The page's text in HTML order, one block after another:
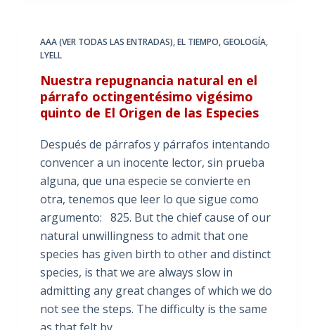
AAA (VER TODAS LAS ENTRADAS),EL TIEMPO,GEOLOGÍA,
LYELL
Nuestra repugnancia natural en el
párrafo octingentésimo vigésimo
quinto de El Origen de las Especies
Después de párrafos y párrafos intentando
convencer a un inocente lector, sin prueba
alguna, que una especie se convierte en
otra, tenemos que leer lo que sigue como
argumento: 825. But the chief cause of our
natural unwillingness to admit that one
species has given birth to other and distinct
species, is that we are always slow in
admitting any great changes of which we do
not see the steps. The difficulty is the same